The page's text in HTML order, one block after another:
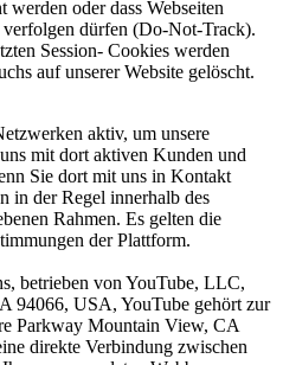
werden oder dass Webseiten
dürfen (Do-Not-Track).
Session- Cookies werden
auf unserer Website gelöscht.
aktiv, um unsere
mit dort aktiven Kunden und
Sie dort mit uns in Kontakt
in der Regel innerhalb des
Rahmen. Es gelten die
der Plattform.
betrieben von YouTube, LLC,
94066, USA, YouTube gehört zur
Parkway Mountain View, CA
direkte Verbindung zwischen